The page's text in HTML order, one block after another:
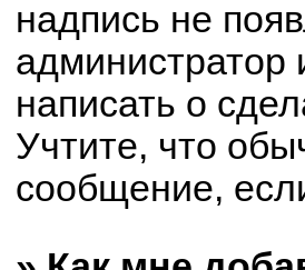
надпись не
администратор
написать о
Учтите, что
сообщение,